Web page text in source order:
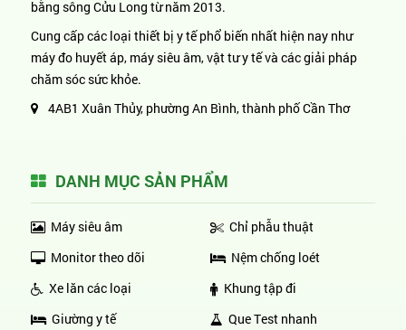
bằng sông Cửu Long từ năm 2013.
Cung cấp các loại thiết bị y tế phổ biến nhất hiện nay như
máy đo huyết áp, máy siêu âm, vật tư y tế và các giải pháp
chăm sóc sức khỏe.
4AB1 Xuân Thủy, phường An Bình, thành phố Cần Thơ
DANH MỤC SẢN PHẨM
Máy siêu âm
Monitor theo dõi
Xe lăn các loại
Giường y tế
Chỉ phẫu thuật
Nệm chống loét
Khung tập đi
Que Test nhanh